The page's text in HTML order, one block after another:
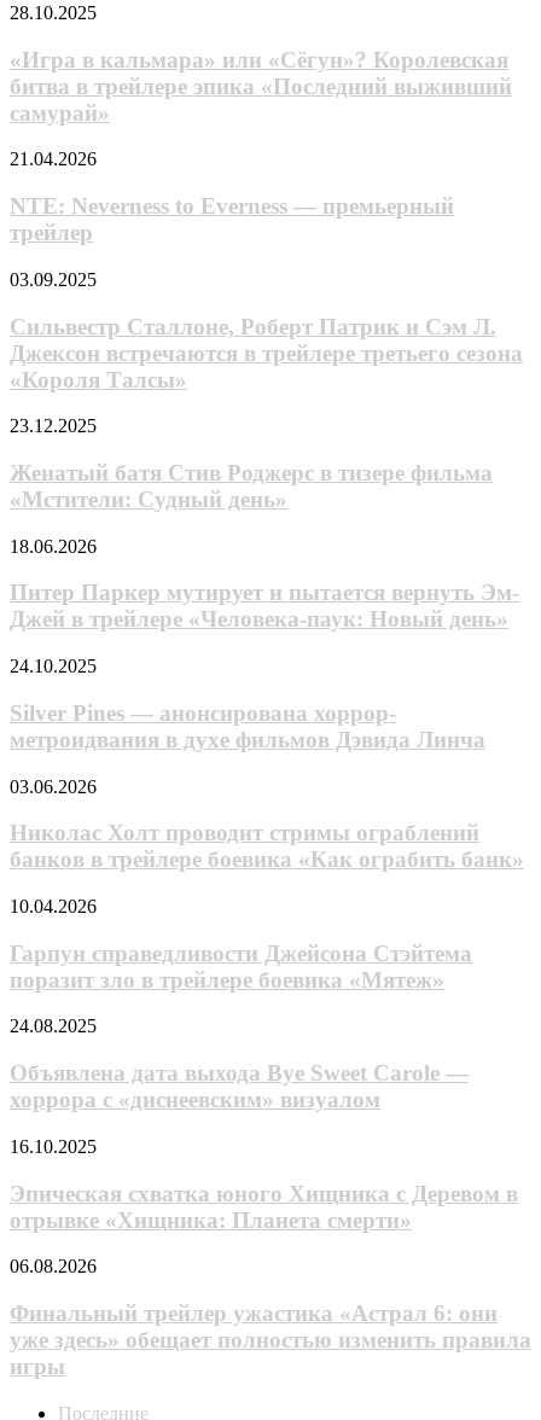
типа
трейлере
«Мы
хороним
мертвецов»
«Игра
кальмара»
или
«Сёгун»?
Королевская
в
эпика
«Последний
выживший
самурай»
28.10.2025
«Игра в кальмара» или «Сёгун»? Королевская
битва в трейлере эпика «Последний выживший
самурай»
NTE:
to
Everness
—
трейлер
21.04.2026
NTE: Neverness to Everness — премьерный
трейлер
Сильвестр
Роберт
Патрик
и
Сэм
Джексон
в
трейлере
сезона
Талсы»
03.09.2025
Сильвестр Сталлоне, Роберт Патрик и Сэм Л.
Джексон встречаются в трейлере третьего сезона
«Короля Талсы»
Женатый
Стив
Роджерс
в
фильма
Судный
день»
23.12.2025
Женатый батя Стив Роджерс в тизере фильма
«Мстители: Судный день»
Питер
мутирует
и
пытается
Эм-
в
трейлере
паук:
день»
18.06.2026
Питер Паркер мутирует и пытается вернуть Эм-
Джей в трейлере «Человека-паук: Новый день»
Silver
—
анонсирована
хоррор-
в
фильмов
Дэвида
24.10.2025
Silver Pines — анонсирована хоррор-
метроидвания в духе фильмов Дэвида Линча
Николас
проводит
стримы
ограблений
в
боевика
«Как
банк»
03.06.2026
Николас Холт проводит стримы ограблений
банков в трейлере боевика «Как ограбить банк»
Гарпун
Джейсона
Стэйтема
поразит
в
боевика
«Мятеж»
10.04.2026
Гарпун справедливости Джейсона Стэйтема
поразит зло в трейлере боевика «Мятеж»
Объявлена
выхода
Bye
Sweet
хоррора
визуалом
24.08.2025
Объявлена дата выхода Bye Sweet Carole —
хоррора с «диснеевским» визуалом
Эпическая
юного
Хищника
с
в
«Хищника:
Планета
смерти»
16.10.2025
Эпическая схватка юного Хищника с Деревом в
отрывке «Хищника: Планета смерти»
Финальный
ужастика
«Астрал
6:
они
06.08.2026
Финальный трейлер ужастика «Астрал 6: они
уже здесь» обещает полностью изменить правила
игры
Последние